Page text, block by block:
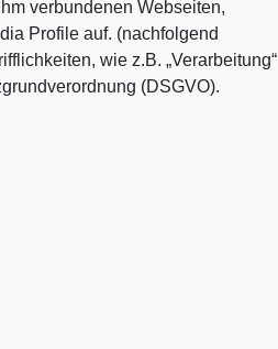
verbundenen Webseiten,
Profile auf. (nachfolgend
wie z.B. „Verarbeitung“
(DSGVO).